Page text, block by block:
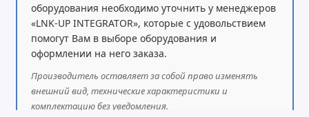
Как и предыдущие модели, hAP ax² можно
монтировать вертикально, горизонтально и даже на
стене — без ущерба для качества сигнала.
С таким количеством продуктов и функций на рынке
даже опытный пользователь может запутаться.
Поэтому пришло время для простого выбора : вы не
оборудования необходимо уточнить у менеджеров
«LNK-UP INTEGRATOR», которые с удовольствием
помогут Вам в выборе оборудования и
оформлении на него заказа.
Производитель оставляет за собой право изменять
внешний вид, технические характеристики и
комплектацию без уведомления.